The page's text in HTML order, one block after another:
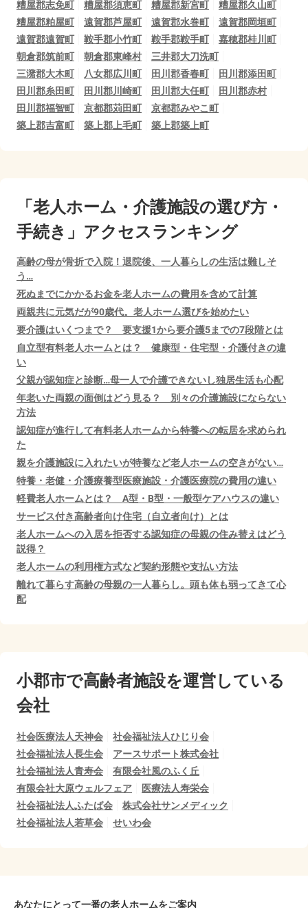
糟屋郡志免町
糟屋郡須恵町 糟屋郡新宮町
糟屋郡久山町
糟屋郡粕屋町
遠賀郡芦屋町 遠賀郡水巻町
遠賀郡岡垣町
遠賀郡遠賀町
鞍手郡小竹町 鞍手郡鞍手町
嘉穂郡桂川町
朝倉郡筑前町
朝倉郡東峰村
三井郡大刀洗町
三潴郡大木町
八女郡広川町 田川郡香春町
田川郡添田町
田川郡糸田町
田川郡川崎町 田川郡大任町
田川郡赤村
田川郡福智町
京都郡苅田町
京都郡みやこ町
築上郡吉富町
築上郡上毛町 築上郡築上町
「老人ホーム・介護施設の選び方・
手続き」アクセスランキング
高齢の母が骨折で入院！退院後、一人暮らしの生活は難しそ
う…
死ぬまでにかかるお金を老人ホームの費用を含めて計算
両親共に元気だが90歳代。老人ホーム選びを始めたい
要介護はいくつまで？ 要支援1から要介護5までの7段階とは
自立型有料老人ホームとは？ 健康型・住宅型・介護付きの違
い
父親が認知症と診断…母一人で介護できないし独居生活も心配
年老いた両親の面倒はどう見る？ 別々の介護施設にならない
方法
認知症が進行して有料老人ホームから特養への転居を求められ
た
親を介護施設に入れたいが特養など老人ホームの空きがない…
特養・老健・介護療養型医療施設・介護医療院の費用の違い
軽費老人ホームとは？ A型・B型・一般型ケアハウスの違い
サービス付き高齢者向け住宅（自立者向け）とは
老人ホームへの入居を拒否する認知症の母親の住み替えはどう
説得？
老人ホームの利用権方式など契約形態や支払い方法
離れて暮らす高齢の母親の一人暮らし。頭も体も弱ってきて心
配
小郡市で高齢者施設を運営している
会社
社会医療法人天神会
社会福祉法人ひじり会
社会福祉法人長生会
アースサポート株式会社
社会福祉法人青寿会
有限会社風のふく丘
有限会社大原ウェルフェア
医療法人寿栄会
社会福祉法人ふたば会
株式会社サンメディック
社会福祉法人若草会
せいわ会
あなたにとって一番の老人ホームをご案内